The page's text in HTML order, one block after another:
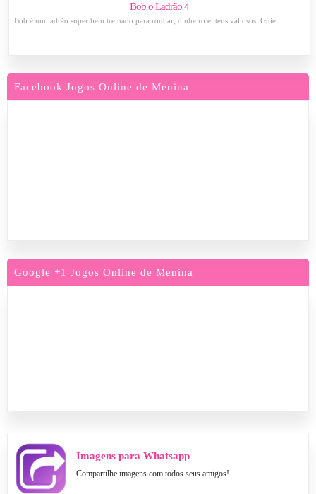
Bob o Ladrão 4
Bob é um ladrão super bem treinado para roubar, dinheiro e itens valiosos. Guie ...
Facebook Jogos Online de Menina
Google +1 Jogos Online de Menina
Imagens para Whatsapp
Compartilhe imagens com todos seus amigos!